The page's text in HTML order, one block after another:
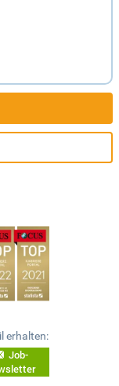
erhalten:
Job-